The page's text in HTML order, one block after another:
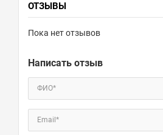
ОТЗЫВЫ
Пока нет отзывов
Написать отзыв
ФИО*
Email*